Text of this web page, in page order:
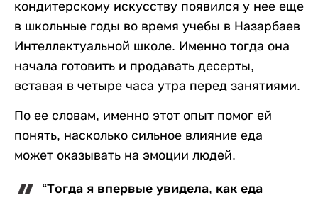
кондитерскому искусству появился у нее еще
в школьные годы во время учебы в Назарбаев
Интеллектуальной школе. Именно тогда она
начала готовить и продавать десерты,
вставая в четыре часа утра перед занятиями.
По ее словам, именно этот опыт помог ей
понять, насколько сильное влияние еда
может оказывать на эмоции людей.
“Тогда я впервые увидела, как еда